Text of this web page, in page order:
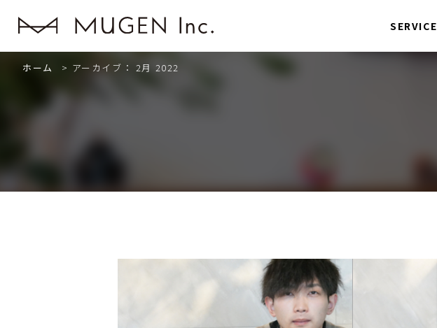
SERVICE
ホーム > アーカイブ： 2月 2022